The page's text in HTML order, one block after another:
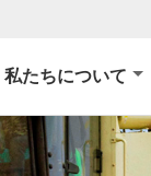
私たちについて